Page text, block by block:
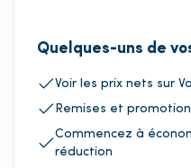
Quelques-uns de
Voir les prix nets sur
Remises et
Commencez à
réduction